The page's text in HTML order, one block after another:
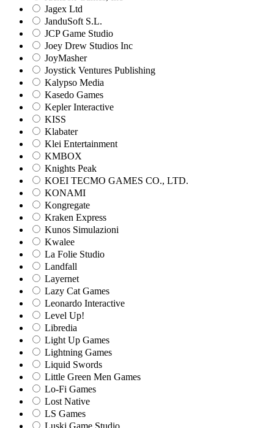
Jagex Ltd
JanduSoft S.L.
JCP Game Studio
Joey Drew Studios Inc
JoyMasher
Joystick Ventures Publishing
Kalypso Media
Kasedo Games
Kepler Interactive
KISS
Klabater
Klei Entertainment
KMBOX
Knights Peak
KOEI TECMO GAMES CO., LTD.
KONAMI
Kongregate
Kraken Express
Kunos Simulazioni
Kwalee
La Folie Studio
Landfall
Layernet
Lazy Cat Games
Leonardo Interactive
Level Up!
Libredia
Light Up Games
Lightning Games
Liquid Swords
Little Green Men Games
Lo-Fi Games
Lost Native
LS Games